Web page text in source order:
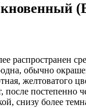
распространен
обычно
желтоватого
после постепенно
снизу более